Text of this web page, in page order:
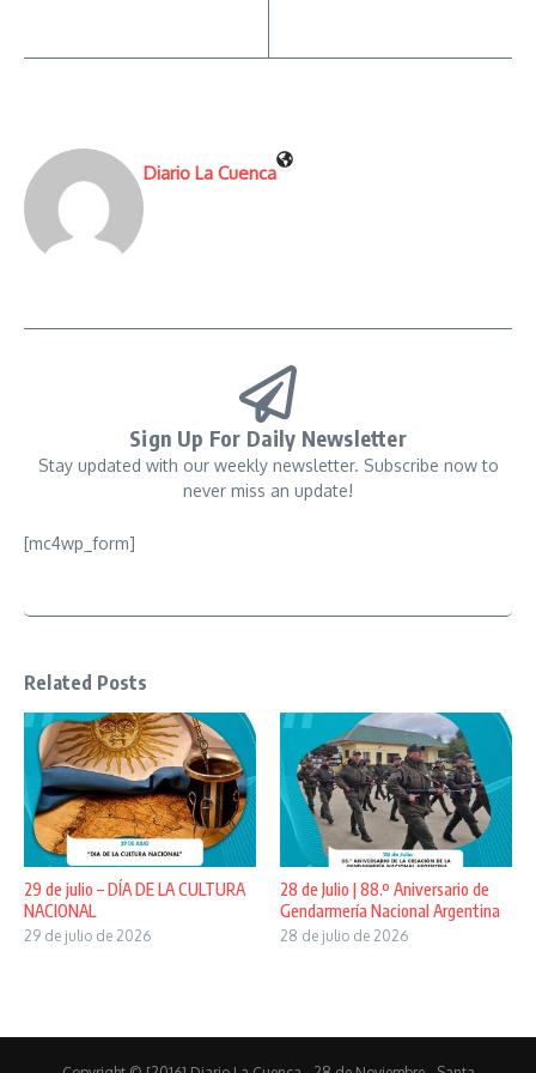
Diario La Cuenca
Sign Up For Daily Newsletter
Stay updated with our weekly newsletter. Subscribe now to
never miss an update!
[mc4wp_form]
Related Posts
29 de julio – DÍA DE LA CULTURA
NACIONAL
29 de julio de 2026
28 de Julio | 88.º Aniversario de
Gendarmería Nacional Argentina
28 de julio de 2026